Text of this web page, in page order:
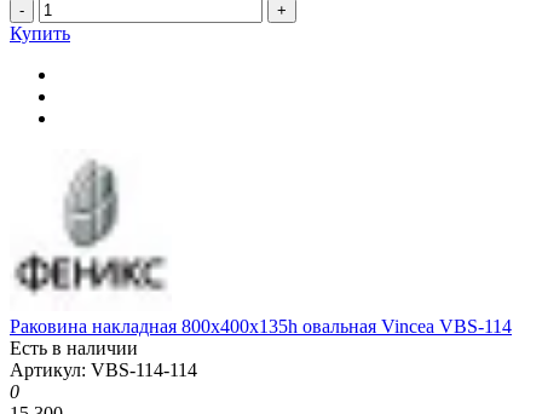
- +
Купить
Раковина накладная 800x400x135h овальная Vincea VBS-114
Есть в наличии
Артикул: VBS-114-114
0